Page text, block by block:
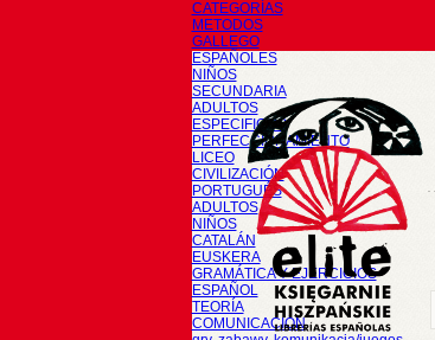
CATEGORÍAS
METODOS
GALLEGO
ESPAÑOLES
NIÑOS
SECUNDARIA
ADULTOS
ESPECIFICOS
PERFECCIONAMIENTO
LICEO
CIVILIZACIÓN
PORTUGUÉS
ADULTOS
NIÑOS
CATALÁN
EUSKERA
GRAMÁTICA Y EJERCICIOS
ESPAÑOL
TEORÍA
COMUNICACIÓN